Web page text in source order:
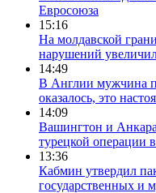
Евросоюза
15:16
На молдавской
нарушений
14:49
В Англии мужчина
оказалось, это
14:09
Вашингтон и
турецкой операции
13:36
Кабмин утвердил
государственных и